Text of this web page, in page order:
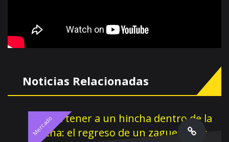
Noticias Relacionadas
Mercado